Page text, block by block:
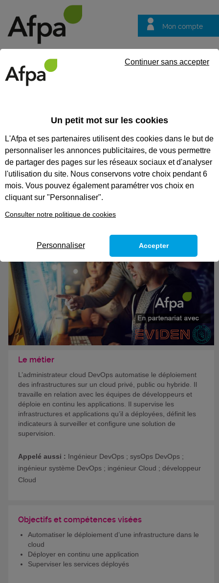
Mon compte
questions
CODES
ADMINISTRATEUR CLOUD
DEVOPS - CONTRAT EN
ALTERNANCE
Le métier
L’administrateur cloud DevOps automatise le déploiement
des infrastructures sur un cloud privé, public ou hybride. Il
travaille en relation avec les équipes de développeurs et
déploie en continu les applications. Il supervise les
infrastructures et applications qu’il a déployées, définit les
indicateurs à surveiller et configure une solution de
supervision.
Appelé aussi : Ingénieur DevOps ; sysOps DevOps ;
ingénieur système DevOps ; ingénieur Cloud ; développeur
Cloud
Objectifs et compétences visées
Automatiser le déploiement d’une infrastructure dans le
cloud
Déployer en continu une application
Superviser les services déployés
Un petit mot sur les cookies
L'Afpa et ses partenaires utilisent des cookies dans le but de
personnaliser les annonces publicitaires, de vous permettre
de partager des pages sur les réseaux sociaux et d'analyser
l'utilisation du site. Nous conservons votre choix pendant 6
mois. Vous pouvez également paramétrer vos choix en
cliquant sur "Personnaliser".
Consulter notre politique de cookies
Continuer sans accepter
Personnaliser Accepter